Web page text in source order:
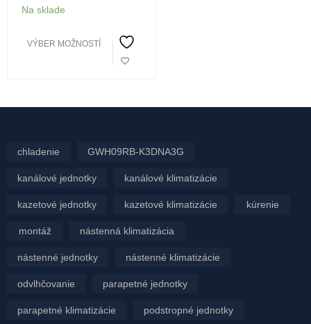
Na sklade
VÝBER MOŽNOSTÍ
chladenie GWH09RB-K3DNA3G
kanálové jednotky kanálové klimatizácie
kazetové jednotky kazetové klimatizácie kúrenie
montáž nástenná klimatizácia
nástenné jednotky nástenné klimatizácie
odvlhčovanie parapetné jednotky
parapetné klimatizácie podstropné jednotky